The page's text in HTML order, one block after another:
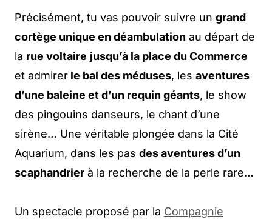
Précisément, tu vas pouvoir suivre un grand
cortège unique en déambulation au départ de
la rue voltaire jusqu’à la place du Commerce
et admirer le bal des méduses, les aventures
d’une baleine et d’un requin géants, le show
des pingouins danseurs, le chant d’une
sirène… Une véritable plongée dans la Cité
Aquarium, dans les pas des aventures d’un
scaphandrier à la recherche de la perle rare…
Un spectacle proposé par la Compagnie